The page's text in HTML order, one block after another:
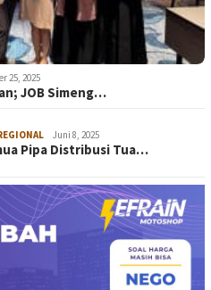
25, 2025
JOB Simeng…
Juni 8, 2025
Pipa Distribusi Tua…